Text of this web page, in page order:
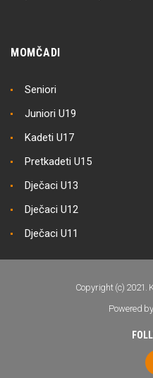
MOMČADI
Seniori
Juniori U19
Kadeti U17
Pretkadeti U15
Dječaci U13
Dječaci U12
Dječaci U11
Copyright (c) 2021.
Powered